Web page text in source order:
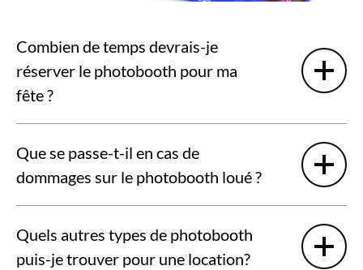
Combien de temps devrais-je
réserver le photobooth pour ma
fête ?
Que se passe-t-il en cas de
dommages sur le photobooth loué ?
Quels autres types de photobooth
puis-je trouver pour une location?